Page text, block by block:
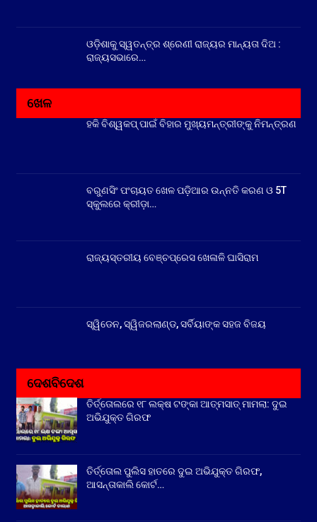
ଓଡ଼ିଶାକୁ ସ୍ୱତନ୍ତ୍ର ଶ୍ରେଣୀ ରାଜ୍ୟର ମାନ୍ୟତା ଦିଅ :
ରାଜ୍ୟସଭାରେ…
ଖେଳ
ହକି ବିଶ୍ୱକପ୍ ପାଇଁ ବିହାର ମୁଖ୍ୟମନ୍ତ୍ରୀଙ୍କୁ ନିମନ୍ତ୍ରଣ
ବରୁଣସିଂ ପଂଚାୟତ ଖେଳ ପଡ଼ିଆର ଉନ୍ନତି କରଣ ଓ 5T
ସ୍କୁଲରେ କ୍ରୀଡ଼ା…
ରାଜ୍ୟସ୍ତରୀୟ ବେଞ୍ଚପ୍ରେସ ଖେଳାଳି ଘାସିରାମ
ସ୍ୱିଡେନ, ସ୍ୱିଜରଲାଣ୍ଡ, ସର୍ବିୟାଙ୍କ ସହଜ ବିଜୟ
ଦେଶବିଦେଶ
ତିର୍ତ୍ତୋଲରେ ୧୮ ଲକ୍ଷ ଟଙ୍କା ଆତ୍ମସାତ୍ ମାମଲା: ଦୁଇ
ଅଭିଯୁକ୍ତ ଗିରଫ
ତିର୍ତ୍ତୋଲ ପୁଲିସ ହାତରେ ଦୁଇ ଅଭିଯୁକ୍ତ ଗିରଫ,
ଆସନ୍ତାକାଲି କୋର୍ଟ…